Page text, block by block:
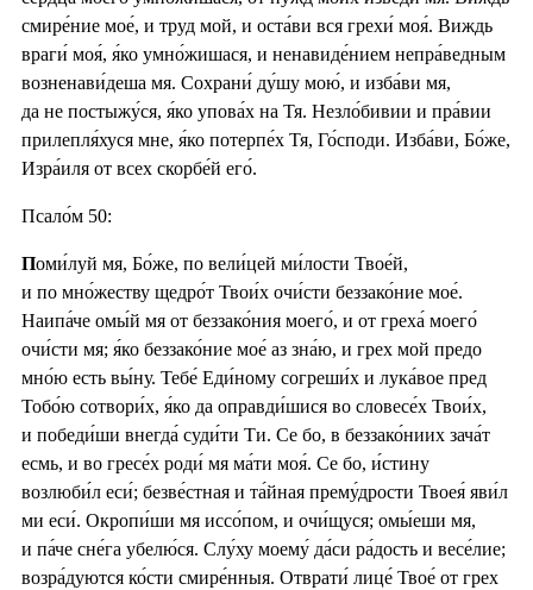
смире́ние мое́, и труд мой, и оста́ви вся грехи́ моя́. Виждь
враги́ моя́, я́ко умно́жишася, и ненавиде́нием непра́ведным
возненави́деша мя. Сохрани́ ду́шу мою́, и изба́ви мя,
да не постыжу́ся, я́ко упова́х на Тя. Незло́бивии и пра́вии
прилепля́хуся мне, я́ко потерпе́х Тя, Го́споди. Изба́ви, Бо́же,
Изра́иля от всех скорбе́й его́.
Псало́м 50:
Поми́луй мя, Бо́же, по вели́цей ми́лости Твое́й,
и по мно́жеству щедро́т Твои́х очи́сти беззако́ние мое́.
Наипа́че омы́й мя от беззако́ния моего́, и от греха́ моего́
очи́сти мя; я́ко беззако́ние мое́ аз зна́ю, и грех мой предо
мно́ю есть вы́ну. Тебе́ Еди́ному согреши́х и лука́вое пред
Тобо́ю сотвори́х, я́ко да оправди́шися во словесе́х Твои́х,
и победи́ши внегда́ суди́ти Ти. Се бо, в беззако́ниих зача́т
есмь, и во гресе́х роди́ мя ма́ти моя́. Се бо, и́стину
возлюби́л еси́; безве́стная и та́йная прему́дрости Твоея́ яви́л
ми еси́. Окропи́ши мя иссо́пом, и очи́щуся; омы́еши мя,
и па́че сне́га убелю́ся. Слу́ху моему́ да́си ра́дость и весе́лие;
возра́дуются ко́сти смире́нныя. Отврати́ лице́ Твое́ от грех